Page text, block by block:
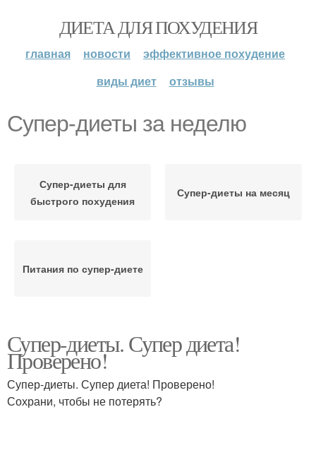
ДИЕТА ДЛЯ ПОХУДЕНИЯ
главная новости
эффективное похудение
виды диет
отзывы
Супер-диеты за неделю
Супер-диеты для
быстрого похудения
Супер-диеты на месяц
Питания по супер-диете
Супер-диеты. Супер диета!
Проверено!
Супер-диеты. Супер диета! Проверено!
Сохрани, чтобы не потерять?